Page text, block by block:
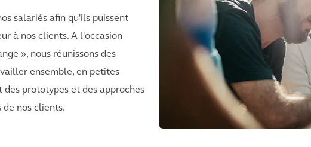
salariés afin qu'ils puissent
à nos clients. A l'occasion
», nous réunissons des
ensemble, en petites
prototypes et des approches
de nos clients.